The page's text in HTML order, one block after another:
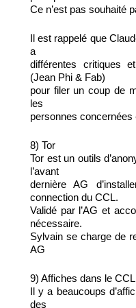
Ce n’est pas souhaité
Il est rappelé que
a
différentes critiques
(Jean Phi & Fab)
pour filer un coup de
les
personnes concernées
8) Tor
Tor est un outils
l’avant
dernière AG
connection du CCL.
Validé par l’AG et
nécessaire.
Sylvain se charge de
AG
9) Affiches dans le CCL
Il y a beaucoups
des